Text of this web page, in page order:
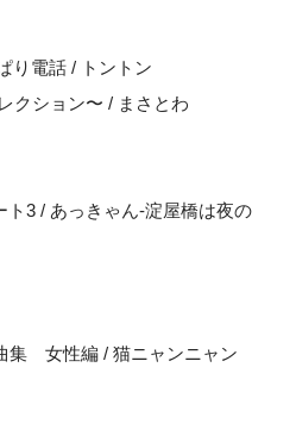
り電話 / トントン
クション〜 / まさとわ
3 / あっきゃん-淀屋橋は夜の
集 女性編 / 猫ニャンニャン